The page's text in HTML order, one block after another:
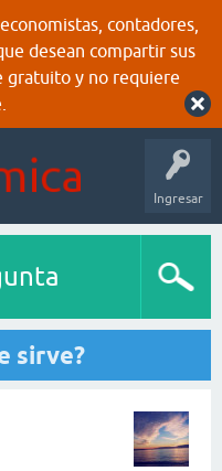
contadores,
desean compartir sus
gratuito y no requiere
Ingresar
sirve?